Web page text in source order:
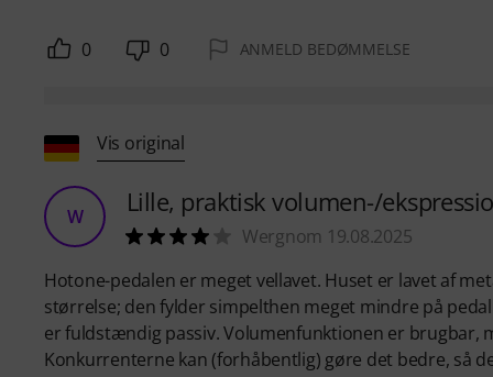
0 0 ANMELD BEDØMMELSE
Vis original
W Lille, praktisk volumen-/
Wergnom 19.08.2025
Hotone-pedalen er meget vellavet. Huset er lavet af
størrelse; den fylder simpelthen meget mindre på
er fuldstændig passiv. Volumenfunktionen er brugbar,
Konkurrenterne kan (forhåbentlig) gøre det bedre, så